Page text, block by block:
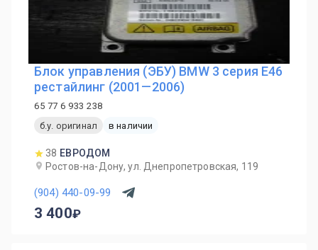
Блок управления (ЭБУ) BMW 3 серия E46
рестайлинг (2001—2006)
65 77 6 933 238
б.у. оригинал
в наличии
38 ЕВРОДОМ
Ростов-на-Дону, ул. Днепропетровская, 119
(904) 440-09-99
3 400